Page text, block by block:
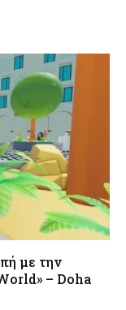
με την
– Doha